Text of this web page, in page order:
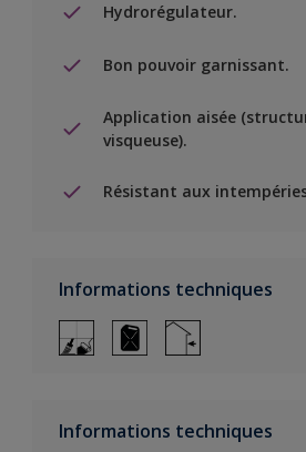
Hydrorégulateur.
Bon pouvoir garnissant.
Application aisée
visqueuse).
Résistant aux
Informations techniques
Informations techniques